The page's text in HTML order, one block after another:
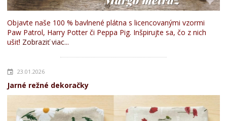
Objavte naše 100 % bavlnené plátna s licencovanými vzormi
Paw Patrol, Harry Potter či Peppa Pig. Inšpirujte sa, čo z nich
ušiť! Zobraziť viac...
23.01.2026
Jarné režné dekoračky